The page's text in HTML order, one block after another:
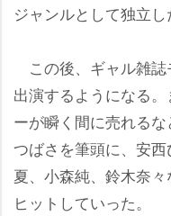
ジャンルとして独立し
この後、ギャル雑
出演するようになる
ーが瞬く間に売れる
つばさを筆頭に、安
夏、小森純、鈴木奈
ヒットしていった。